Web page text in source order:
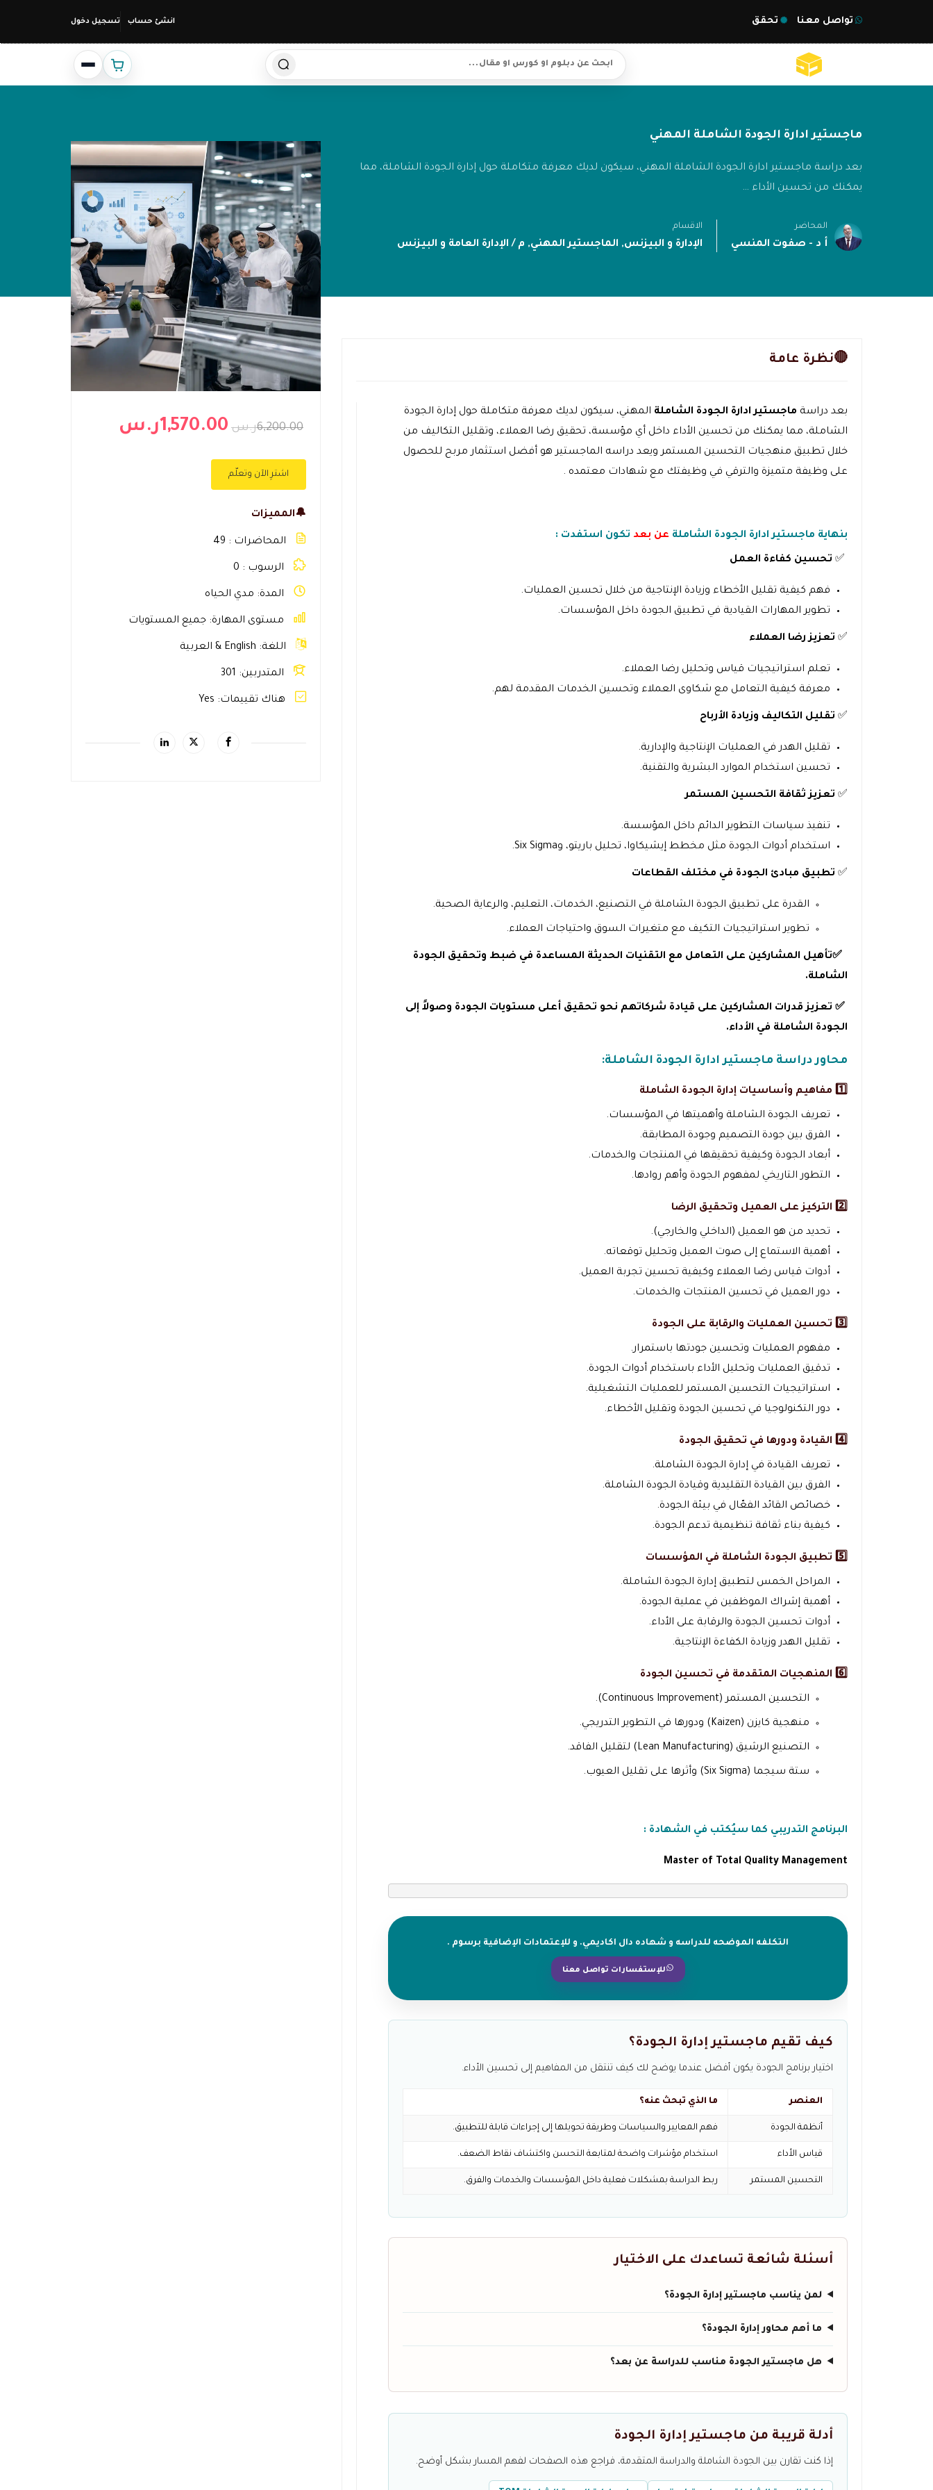
انشئ حساب تسجيل دخول تواصل معنا تحقق
ماجستير ادارة الجودة الشاملة المهني
بعد دراسة ماجستير ادارة الجودة الشاملة المهني، سيكون لديك معرفة متكاملة حول إدارة الجودة الشاملة، مما
يمكنك من تحسين الأداء …
المحاضر
أ د - صفوت المنسي
الاقسام
الإدارة و البيزنس, الماجستير المهني, م / الإدارة العامة و البيزنس
🔴نظرة عامة
بعد دراسة ماجستير ادارة الجودة الشاملة المهني، سيكون لديك معرفة متكاملة حول إدارة الجودة
الشاملة، مما يمكنك من تحسين الأداء داخل أي مؤسسة، تحقيق رضا العملاء، وتقليل التكاليف من
خلال تطبيق منهجيات التحسين المستمر ويعد دراسه الماجستير هو أفضل استثمار مربح للحصول
على وظيفة متميزة والترقي في وظيفتك مع شهادات معتمده .
بنهاية ماجستير ادارة الجودة الشاملة عن بعد تكون استفدت :
✅ تحسين كفاءة العمل
فهم كيفية تقليل الأخطاء وزيادة الإنتاجية من خلال تحسين العمليات.
تطوير المهارات القيادية في تطبيق الجودة داخل المؤسسات.
✅ تعزيز رضا العملاء
تعلم استراتيجيات قياس وتحليل رضا العملاء.
معرفة كيفية التعامل مع شكاوى العملاء وتحسين الخدمات المقدمة لهم.
✅ تقليل التكاليف وزيادة الأرباح
تقليل الهدر في العمليات الإنتاجية والإدارية.
تحسين استخدام الموارد البشرية والتقنية.
✅ تعزيز ثقافة التحسين المستمر
تنفيذ سياسات التطوير الدائم داخل المؤسسة.
استخدام أدوات الجودة مثل مخطط إيشيكاوا، تحليل باريتو، وSix Sigma.
✅ تطبيق مبادئ الجودة في مختلف القطاعات
القدرة على تطبيق الجودة الشاملة في التصنيع، الخدمات، التعليم، والرعاية الصحية.
تطوير استراتيجيات التكيف مع متغيرات السوق واحتياجات العملاء.
✅تأهيل المشاركين على التعامل مع التقنيات الحديثة المساعدة في ضبط وتحقيق الجودة
الشاملة.
✅ تعزيز قدرات المشاركين على قيادة شركاتهم نحو تحقيق أعلى مستويات الجودة وصولاً إلى
الجودة الشاملة في الأداء.
محاور دراسة ماجستير ادارة الجودة الشاملة:
1️⃣ مفاهيم وأساسيات إدارة الجودة الشاملة
تعريف الجودة الشاملة وأهميتها في المؤسسات.
الفرق بين جودة التصميم وجودة المطابقة.
أبعاد الجودة وكيفية تحقيقها في المنتجات والخدمات.
التطور التاريخي لمفهوم الجودة وأهم روادها.
2️⃣ التركيز على العميل وتحقيق الرضا
تحديد من هو العميل (الداخلي والخارجي).
أهمية الاستماع إلى صوت العميل وتحليل توقعاته.
أدوات قياس رضا العملاء وكيفية تحسين تجربة العميل.
دور العميل في تحسين المنتجات والخدمات.
3️⃣ تحسين العمليات والرقابة على الجودة
مفهوم العمليات وتحسين جودتها باستمرار.
تدقيق العمليات وتحليل الأداء باستخدام أدوات الجودة.
استراتيجيات التحسين المستمر للعمليات التشغيلية.
دور التكنولوجيا في تحسين الجودة وتقليل الأخطاء.
4️⃣ القيادة ودورها في تحقيق الجودة
تعريف القيادة في إدارة الجودة الشاملة.
الفرق بين القيادة التقليدية وقيادة الجودة الشاملة.
خصائص القائد الفعّال في بيئة الجودة.
كيفية بناء ثقافة تنظيمية تدعم الجودة.
5️⃣ تطبيق الجودة الشاملة في المؤسسات
المراحل الخمس لتطبيق إدارة الجودة الشاملة.
أهمية إشراك الموظفين في عملية الجودة.
أدوات تحسين الجودة والرقابة على الأداء.
تقليل الهدر وزيادة الكفاءة الإنتاجية.
6️⃣ المنهجيات المتقدمة في تحسين الجودة
التحسين المستمر (Continuous Improvement).
منهجية كايزن (Kaizen) ودورها في التطوير التدريجي.
التصنيع الرشيق (Lean Manufacturing) لتقليل الفاقد.
ستة سيجما (Six Sigma) وأثرها على تقليل العيوب.
البرنامج التدريبي كما سيُكتب في الشهادة :
Master of Total Quality Management
التكلفه الموضحه للدراسه و شهاده دال اكاديمي. و للإعتمادات الإضافية برسوم .
للإستفسارات تواصل معنا
كيف تقيم ماجستير إدارة الجودة؟
اختيار برنامج الجودة يكون أفضل عندما يوضح لك كيف تنتقل من المفاهيم إلى تحسين الأداء.
العنصر ما الذي تبحث عنه؟
أنظمة الجودة فهم المعايير والسياسات وطريقة تحويلها إلى إجراءات قابلة للتطبيق.
قياس الأداء استخدام مؤشرات واضحة لمتابعة التحسن واكتشاف نقاط الضعف.
التحسين المستمر ربط الدراسة بمشكلات فعلية داخل المؤسسات والخدمات والفرق.
أسئلة شائعة تساعدك على الاختيار
لمن يناسب ماجستير إدارة الجودة؟
ما أهم محاور إدارة الجودة؟
هل ماجستير الجودة مناسب للدراسة عن بعد؟
أدلة قريبة من ماجستير إدارة الجودة
إذا كنت تقارن بين الجودة الشاملة والدراسة المتقدمة، فراجع هذه الصفحات لفهم المسار بشكل أوضح.
6,200.00ر.س 1,570.00ر.س
اشترِ الآن وتعلّم
🔔المميزات
المحاضرات 49
الرسوب 0
المدة مدي الحياه
مستوى المهارة جميع المستويات
اللغة English & العربية
المتدربين 301
هناك تقييمات Yes